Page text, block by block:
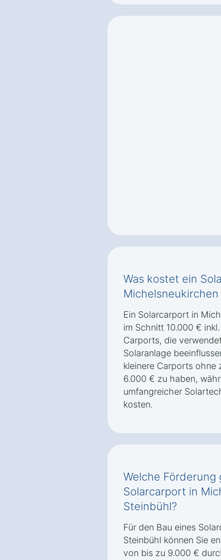
Was kostet ein
Ein Solarcarport in
im Schnitt 10.000 €
Carports, die
Solaranlage
kleinere Carports ohne
6.000 € zu haben,
umfangreicher
kosten.
Welche
Solarcarport in
Steinbühl?
Für den Bau eines
Steinbühl können Sie
von bis zu 9.000 €